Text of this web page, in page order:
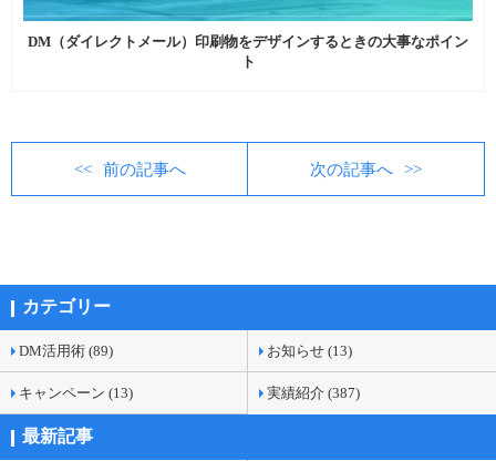
DM（ダイレクトメール）印刷物をデザインするときの大事なポイン
ト
前の記事へ 次の記事へ
カテゴリー
DM活用術 (89) お知らせ (13)
キャンペーン (13) 実績紹介 (387)
最新記事